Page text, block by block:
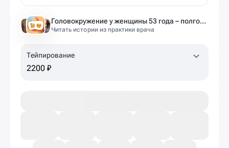
Головокружение у женщины 53 года – полгода без диагноза и 6 занятий до результата
Читать истории из практики врача
Тейпирование
2200 ₽